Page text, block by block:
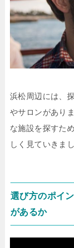
浜松周辺には、
やサロンがあり
な施設を探すた
しく見ていきま
選び方のポイ
があるか